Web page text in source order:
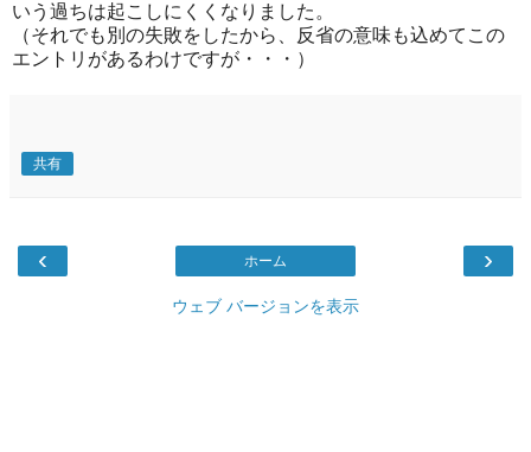
いう過ちは起こしにくくなりました。
（それでも別の失敗をしたから、反省の意味も込めてこの
エントリがあるわけですが・・・）
共有
‹ ›
ホーム
ウェブ バージョンを表示